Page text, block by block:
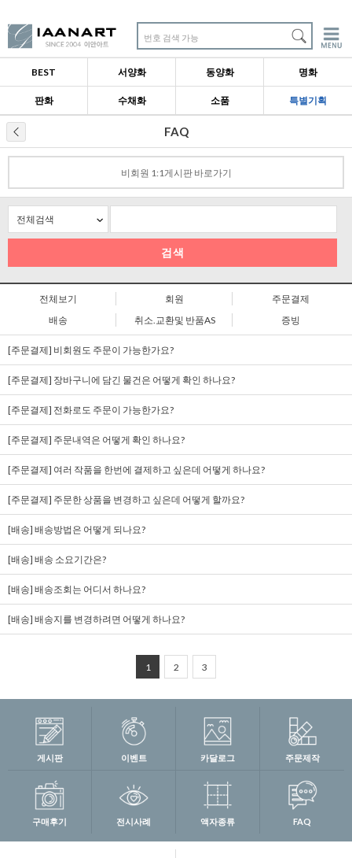
번호 검색 가능
BEST 서양화 동양화 명화
판화 수채화 소품 특별기획
FAQ
비회원 1:1게시판 바로가기
검색
전체보기 회원
주문결제
배송
취소.교환및 반품AS 증빙
[주문결제] 비회원도 주문이 가능한가요?
[주문결제] 장바구니에 담긴 물건은 어떻게 확인 하나요?
[주문결제] 전화로도 주문이 가능한가요?
[주문결제] 주문내역은 어떻게 확인 하나요?
[주문결제] 여러 작품을 한번에 결제하고 싶은데 어떻게 하나요?
[주문결제] 주문한 상품을 변경하고 싶은데 어떻게 할까요?
[배송] 배송방법은 어떻게 되나요?
[배송] 배송 소요기간은?
[배송] 배송조회는 어디서 하나요?
[배송] 배송지를 변경하려면 어떻게 하나요?
1 2 3
게시판 이벤트 카달로그 주문제작
구매후기 전시사례 액자종류 FAQ